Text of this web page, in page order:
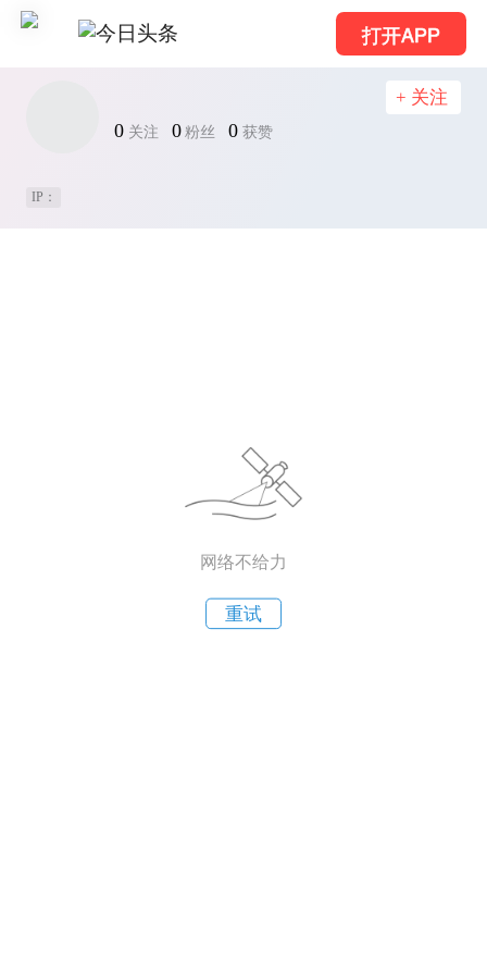
打开APP
0 关注 0 粉丝 0 获赞
+ 关注
IP：
网络不给力
重试